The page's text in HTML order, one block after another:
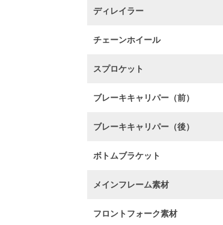
ディレイラー
チェーンホイール
スプロケット
ブレーキキャリパー（前）
ブレーキキャリパー（後）
ボトムブラケット
メインフレーム素材
フロントフォーク素材